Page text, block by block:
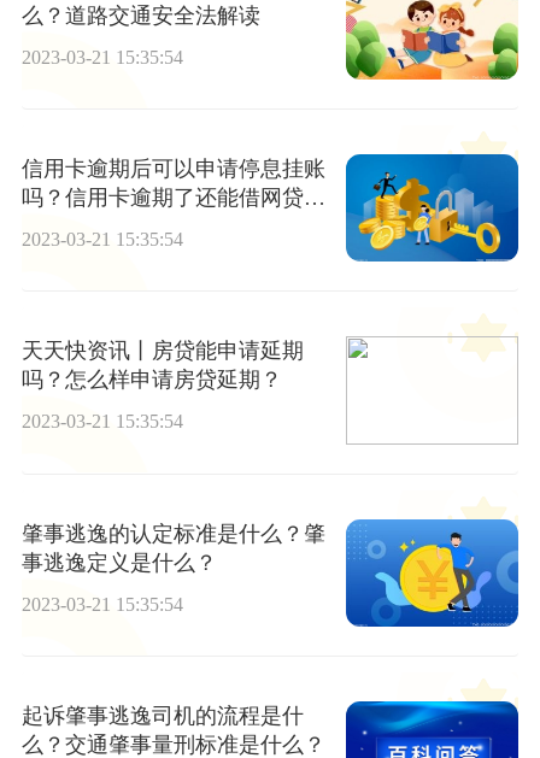
么？道路交通安全法解读
2023-03-21 15:35:54
信用卡逾期后可以申请停息挂账
吗？信用卡逾期了还能借网贷
2023-03-21 15:35:54
天天快资讯丨房贷能申请延期
吗？怎么样申请房贷延期？
2023-03-21 15:35:54
肇事逃逸的认定标准是什么？肇
事逃逸定义是什么？
2023-03-21 15:35:54
起诉肇事逃逸司机的流程是什
么？交通肇事量刑标准是什么？